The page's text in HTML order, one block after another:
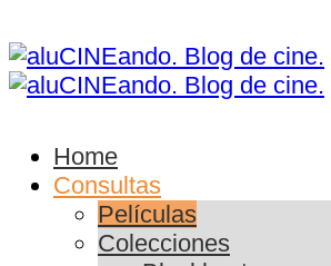
Home
Consultas
Películas
Colecciones